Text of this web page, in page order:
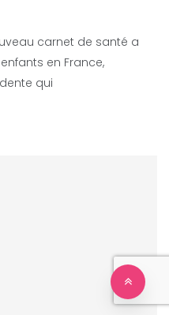
carnet de santé a
en France,
qui